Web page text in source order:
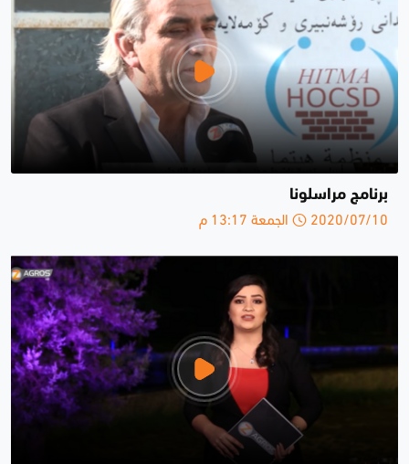
برنامج مراسلونا
2020/07/10 الجمعة 13:17 م